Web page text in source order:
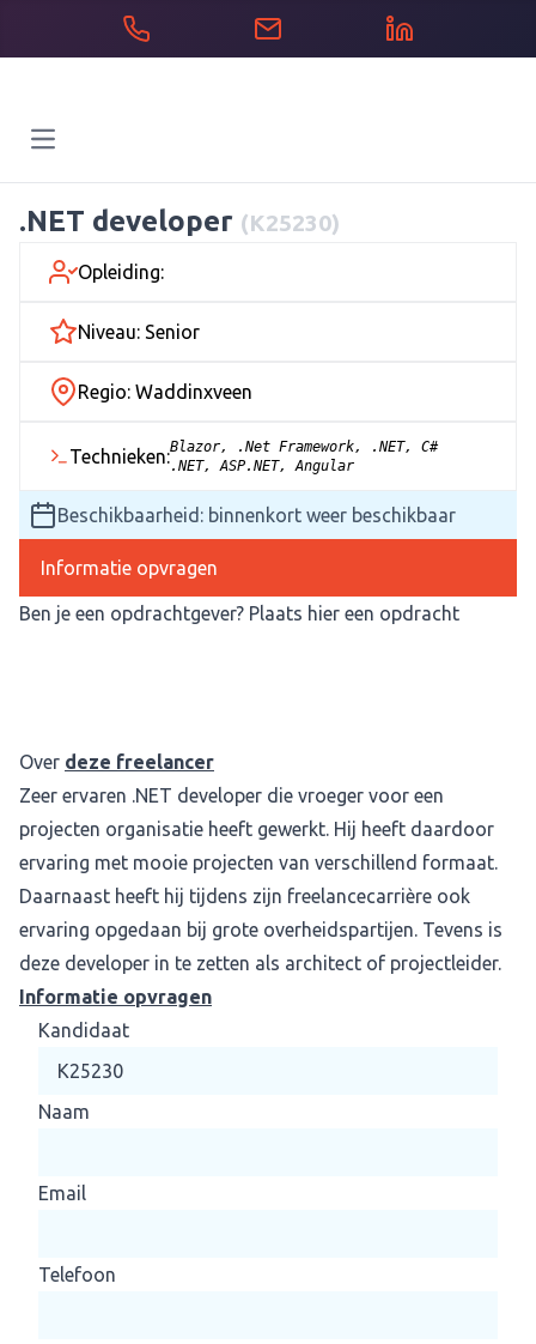
Open main menu
.NET developer (K25230)
Opleiding:
Niveau: Senior
Regio: Waddinxveen
Technieken:Blazor, .Net Framework, .NET, C#
.NET, ASP.NET, Angular
Beschikbaarheid: binnenkort weer beschikbaar
Informatie opvragen
Ben je een opdrachtgever? Plaats hier een opdracht
Over deze freelancer
Zeer ervaren .NET developer die vroeger voor een
projecten organisatie heeft gewerkt. Hij heeft daardoor
ervaring met mooie projecten van verschillend formaat.
Daarnaast heeft hij tijdens zijn freelancecarrière ook
ervaring opgedaan bij grote overheidspartijen. Tevens is
deze developer in te zetten als architect of projectleider.
Informatie opvragen
Kandidaat
Naam
Email
Telefoon